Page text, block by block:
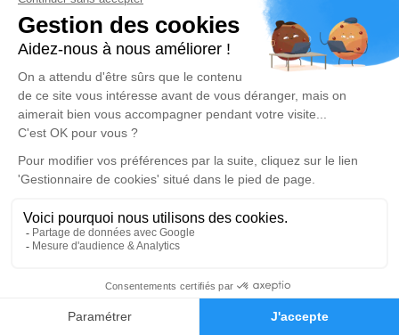
Faire-part Hommages
une anecdote ou exprimer vos pensées à travers des
poèmes ou des textes. Cet endroit est un lieu
d'expression dédié à honorer la mémoire de Jean-
Pierre BIFFE.
Cérémonie religieuse
Eglise Saint Pierre de Palavas-les-Flots
16 Rue Saint-Pierre
Je rends hommage